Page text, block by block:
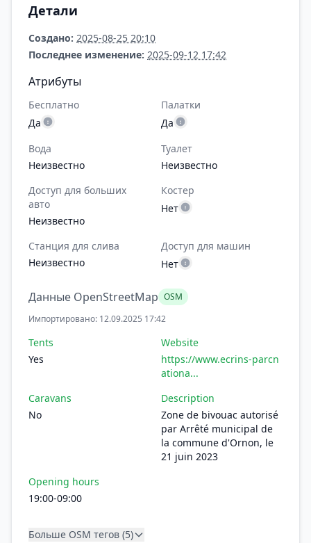
Детали
Создано: 2025-08-25 20:10
Последнее изменение: 2025-09-12 17:42
Атрибуты
Бесплатно
Да
Палатки
Да
Вода
Неизвестно
Туалет
Неизвестно
Доступ для больших
авто
Неизвестно
Костер
Нет
Станция для слива
Неизвестно
Доступ для машин
Нет
Данные OpenStreetMap OSM
Импортировано: 12.09.2025 17:42
Tents
Yes
Website
https://www.ecrins-parcn
ationa...
Caravans
No
Description
Zone de bivouac autorisé
par Arrêté municipal de
la commune d'Ornon, le
21 juin 2023
Opening hours
19:00-09:00
Больше OSM тегов (5)